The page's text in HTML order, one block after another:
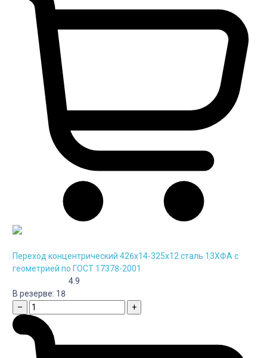
Переход концентрический 426х14-325х12 сталь 13ХФА с
геометрией по ГОСТ 17378-2001
4.9
В резерве: 18
–
+